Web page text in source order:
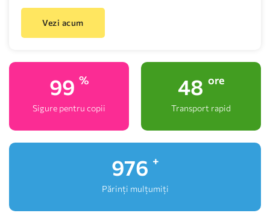
Vezi acum
100 %
Sigure pentru copii
48 ore
Transport rapid
1,000
Părinți mulțumiți